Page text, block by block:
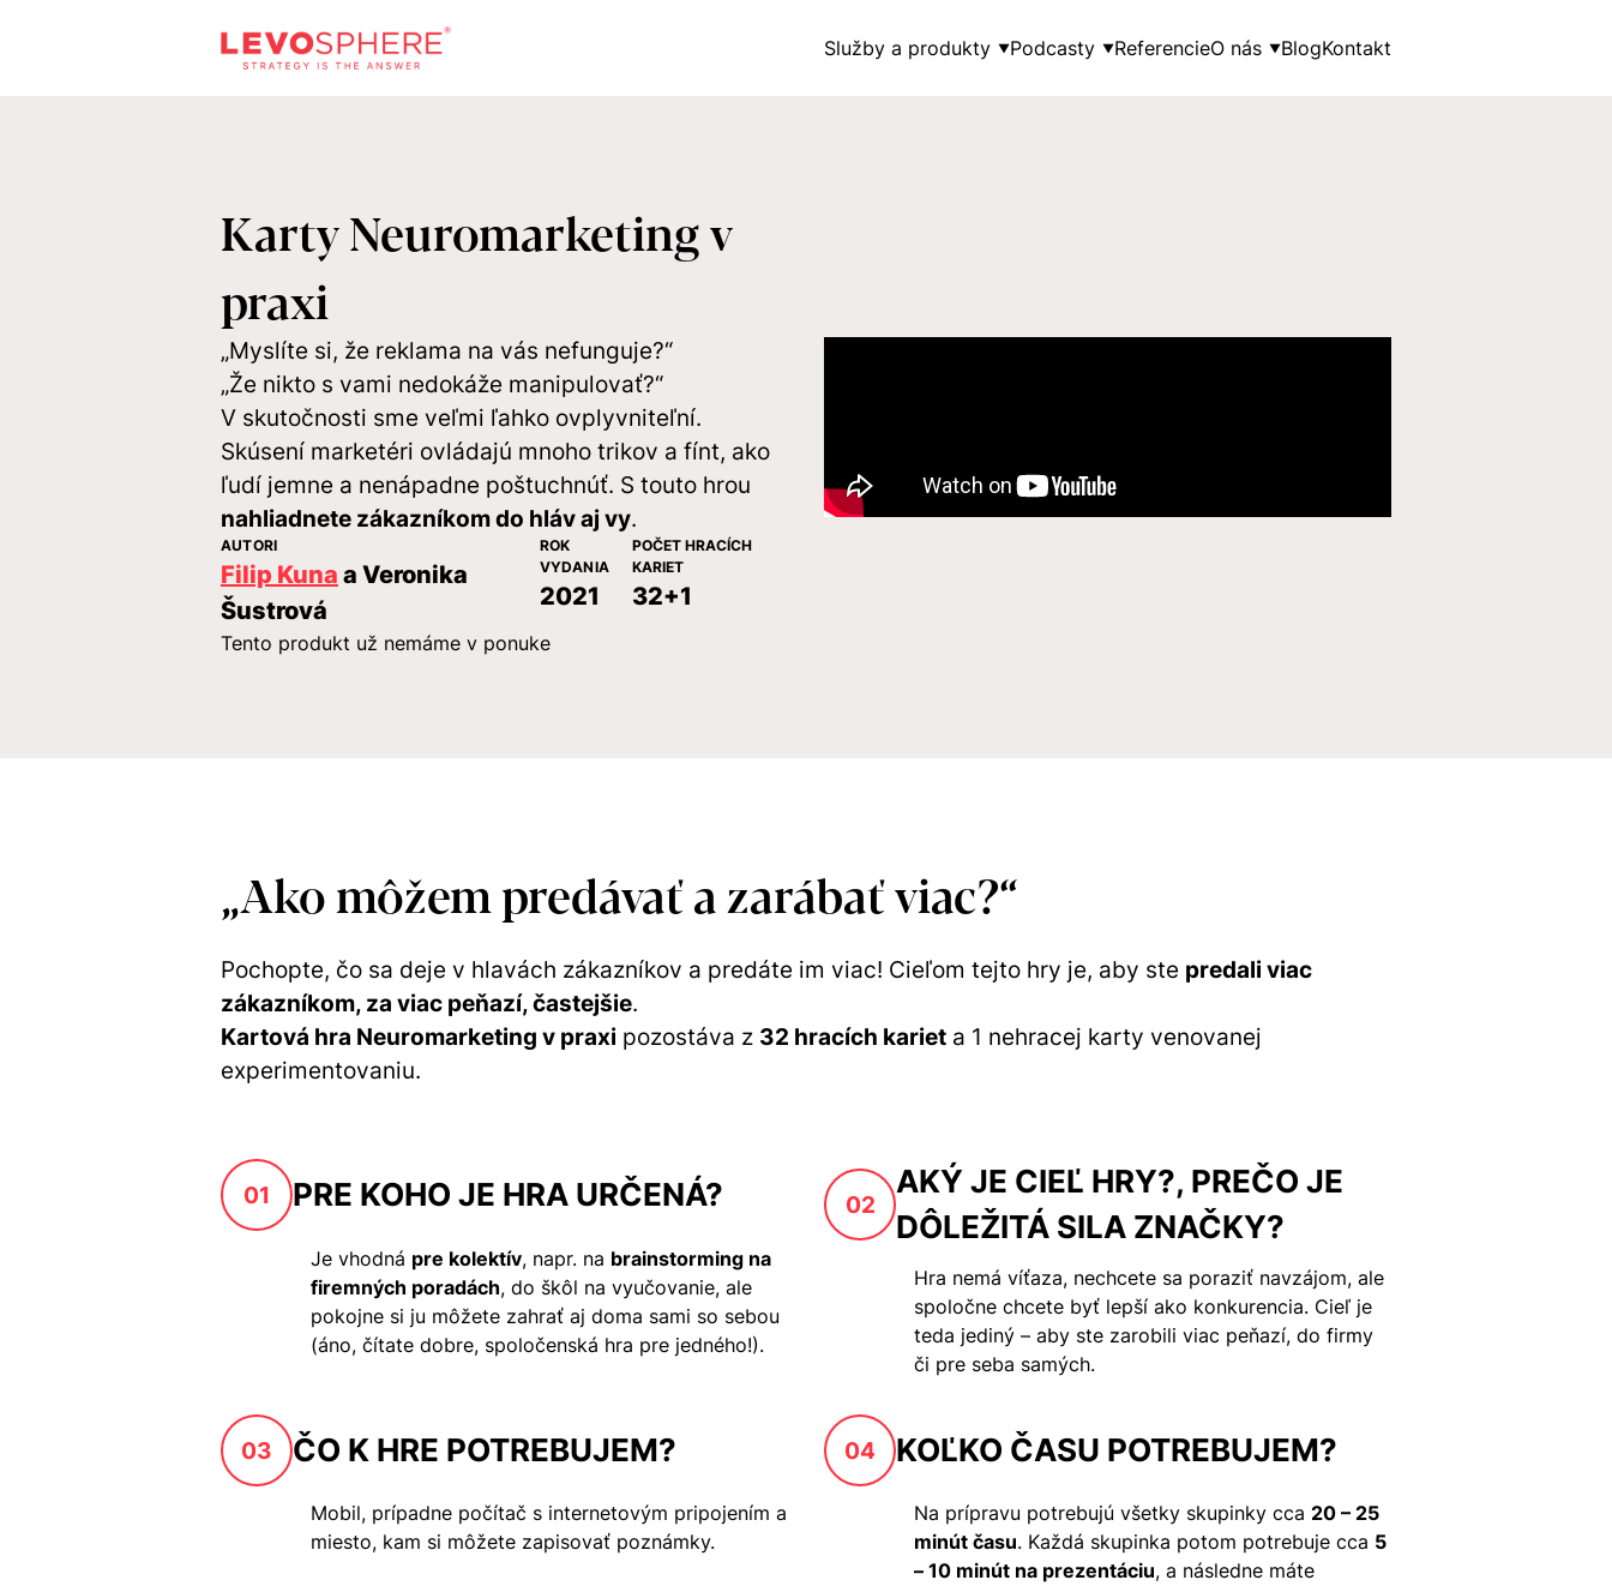
Služby a produkty ▼Podcasty ▼ReferencieO nás ▼BlogKontakt
Karty Neuromarketing v
praxi
„Myslíte si, že reklama na vás nefunguje?“
„Že nikto s vami nedokáže manipulovať?“
V skutočnosti sme veľmi ľahko ovplyvniteľní.
Skúsení marketéri ovládajú mnoho trikov a fínt, ako
ľudí jemne a nenápadne poštuchnúť. S touto hrou
nahliadnete zákazníkom do hláv aj vy.
AUTORI
Filip Kuna a Veronika
Šustrová
ROK
VYDANIA
2021
POČET HRACÍCH
KARIET
32+1
Tento produkt už nemáme v ponuke
„Ako môžem predávať a zarábať viac?“
Pochopte, čo sa deje v hlavách zákazníkov a predáte im viac! Cieľom tejto hry je, aby ste predali viac
zákazníkom, za viac peňazí, častejšie.
Kartová hra Neuromarketing v praxi pozostáva z 32 hracích kariet a 1 nehracej karty venovanej
experimentovaniu.
01 PRE KOHO JE HRA URČENÁ?
Je vhodná pre kolektív, napr. na brainstorming na
firemných poradách, do škôl na vyučovanie, ale
pokojne si ju môžete zahrať aj doma sami so sebou
(áno, čítate dobre, spoločenská hra pre jedného!).
02
AKÝ JE CIEĽ HRY?, PREČO JE
DÔLEŽITÁ SILA ZNAČKY?
Hra nemá víťaza, nechcete sa poraziť navzájom, ale
spoločne chcete byť lepší ako konkurencia. Cieľ je
teda jediný – aby ste zarobili viac peňazí, do firmy
či pre seba samých.
03 ČO K HRE POTREBUJEM?
Mobil, prípadne počítač s internetovým pripojením a
miesto, kam si môžete zapisovať poznámky.
04 KOĽKO ČASU POTREBUJEM?
Na prípravu potrebujú všetky skupinky cca 20 – 25
minút času. Každá skupinka potom potrebuje cca 5
– 10 minút na prezentáciu, a následne máte